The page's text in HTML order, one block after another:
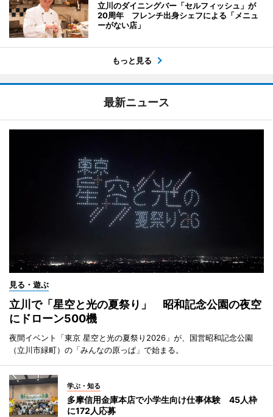
立川のダイニングバー「セルフィッシュ」が
20周年 フレンチ出身シェフによる「メニュ
ーがない店」
もっと見る
最新ニュース
見る・遊ぶ
立川で「星空と光の夏祭り」 昭和記念公園の夜空
にドローン500機
夜間イベント「東京 星空と光の夏祭り2026」が、国営昭和記念公園
（立川市緑町）の「みんなの原っぱ」で始まる。
学ぶ・知る
多摩信用金庫本店で小学生向け仕事体験 45人枠
に172人応募